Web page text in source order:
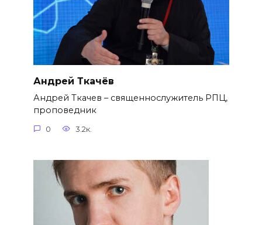
Андрей Ткачёв
Андрей Ткачев – священнослужитель РПЦ,
проповедник
0 3.2к.